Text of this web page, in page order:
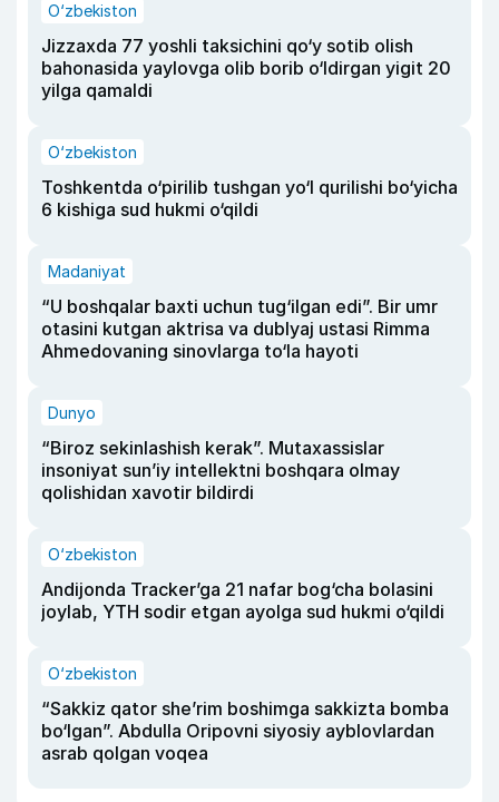
O‘zbekiston
Jizzaxda 77 yoshli taksichini qo‘y sotib olish
bahonasida yaylovga olib borib o‘ldirgan yigit 20
yilga qamaldi
O‘zbekiston
Toshkentda o‘pirilib tushgan yo‘l qurilishi bo‘yicha
6 kishiga sud hukmi o‘qildi
Madaniyat
“U boshqalar baxti uchun tug‘ilgan edi”. Bir umr
otasini kutgan aktrisa va dublyaj ustasi Rimma
Ahmedovaning sinovlarga to‘la hayoti
Dunyo
“Biroz sekinlashish kerak”. Mutaxassislar
insoniyat sun’iy intellektni boshqara olmay
qolishidan xavotir bildirdi
O‘zbekiston
Andijonda Tracker’ga 21 nafar bog‘cha bolasini
joylab, YTH sodir etgan ayolga sud hukmi o‘qildi
O‘zbekiston
“Sakkiz qator she’rim boshimga sakkizta bomba
bo‘lgan”. Abdulla Oripovni siyosiy ayblovlardan
asrab qolgan voqea